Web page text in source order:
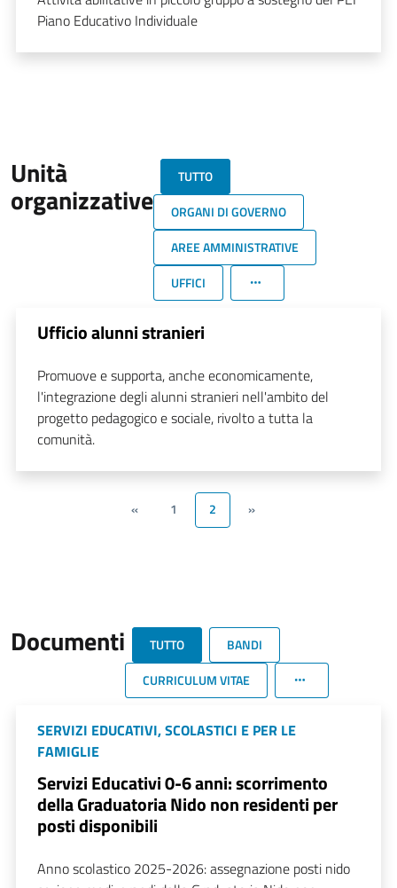
Piano Educativo Individuale
Unità
organizzative
TUTTO
ORGANI DI GOVERNO
AREE AMMINISTRATIVE
UFFICI
Ufficio alunni stranieri
Promuove e supporta, anche economicamente,
l'integrazione degli alunni stranieri nell'ambito del
progetto pedagogico e sociale, rivolto a tutta la
comunità.
« 1 2 »
Documenti TUTTO
BANDI
CURRICULUM VITAE
SERVIZI EDUCATIVI, SCOLASTICI E PER LE
FAMIGLIE
Servizi Educativi 0-6 anni: scorrimento
della Graduatoria Nido non residenti per
posti disponibili
Anno scolastico 2025-2026: assegnazione posti nido